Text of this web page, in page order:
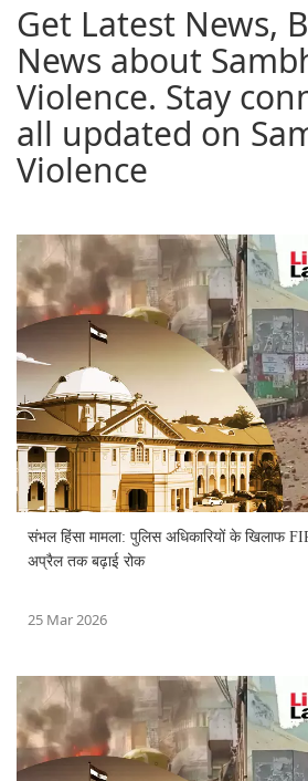
Get Latest News,
News about
Violence. Stay
all updated on
Violence
संभल हिंसा मामला: पुलिस अधिकारियों के खिलाफ
अप्रैल तक बढ़ाई रोक
25 Mar 2026